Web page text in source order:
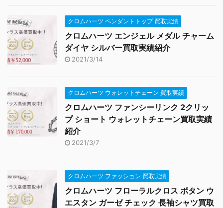
クロムハーツ ペンダントトップ 買取実績
クロムハーツ エンジェル メダル チャーム
ダイヤ シルバー買取実績紹介
2021/3/14
クロムハーツ ウォレットチェーン 買取実績
クロムハーツ ファンシーリンク 2クリッ
プ ショート ウォレットチェーン買取実績
紹介
2021/3/7
クロムハーツ ファッション 買取実績
クロムハーツ フローラルクロス ボタン ウ
エスタン ガーゼ チェック 長袖シャツ買取